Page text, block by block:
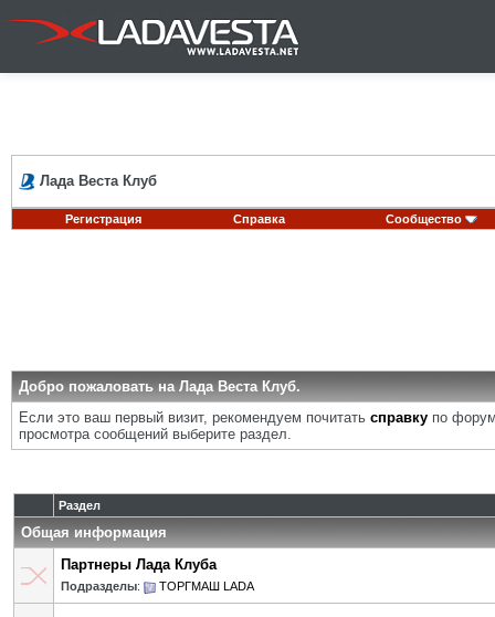
Лада Веста Клуб
Регистрация Справка Сообщество
Добро пожаловать на Лада Веста Клуб.
Если это ваш первый визит, рекомендуем почитать справку по
просмотра сообщений выберите раздел.
Раздел
Общая информация
Партнеры Лада Клуба
Подразделы: ТОРГМАШ LADA